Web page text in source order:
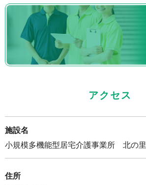
アクセス
施設名
小規模多機能型居宅介護事業所 北の里
住所